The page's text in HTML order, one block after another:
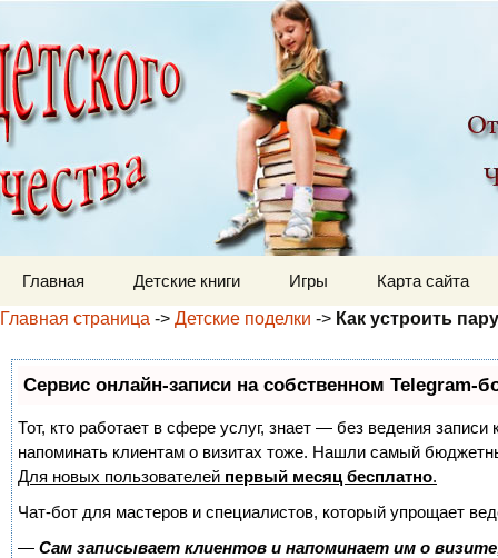
Детский мир
Главная Детские книги Игры
Карта сайта
Главная страница -> Детские поделки -> Как устроить
Сервис онлайн-записи на собственном Telegram-
Тот, кто работает в сфере услуг, знает — без ведения
напоминать клиентам о визитах тоже. Нашли самый
Для новых пользователей первый месяц бесплатно.
Чат-бот для мастеров и специалистов, который упрощает
— Сам записывает клиентов и напоминает им о